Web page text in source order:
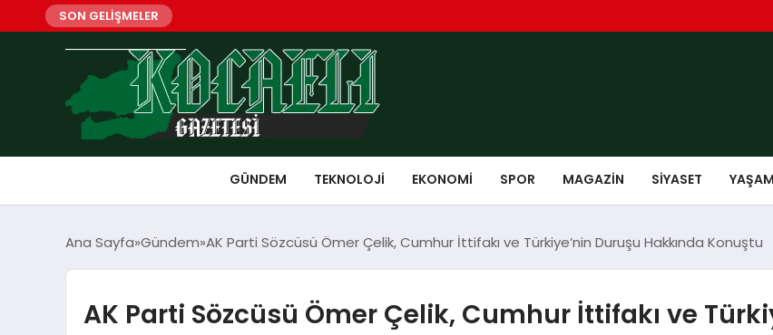
SON GELİŞMELER
GÜNDEM TEKNOLOJI EKONOMI SPOR MAGAZIN SIYASET YAŞAM
Ana Sayfa Gündem AK Parti Sözcüsü Ömer Çelik, Cumhur İttifakı ve Türkiye’nin Duruşu Hakkında Konuştu
AK Parti Sözcüsü Ömer Çelik, Cumhur İttifakı ve